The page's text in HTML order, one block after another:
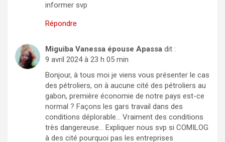
informer svp
Répondre
Miguiba Vanessa épouse Apassa dit :
9 avril 2024 à 23 h 05 min
Bonjour, à tous moi je viens vous présenter le cas
des pétroliers, on à aucune cité des pétroliers au
gabon, première économie de notre pays est-ce
normal ? Façons les gars travail dans des
conditions déplorable… Vraiment des conditions
très dangereuse… Expliquer nous svp si COMILOG
à des cité pourquoi pas les entreprises